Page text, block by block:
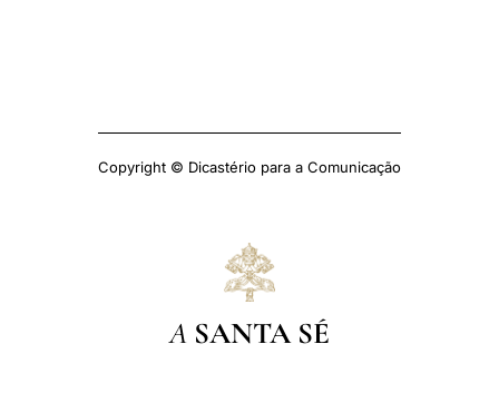
Copyright © Dicastério para a Comunicação
A SANTA SÉ